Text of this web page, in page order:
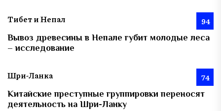
Тибет и Непал 94
Вывоз древесины в Непале губит молодые леса
– исследование
Шри-Ланка 74
Китайские преступные группировки переносят
деятельность на Шри-Ланку